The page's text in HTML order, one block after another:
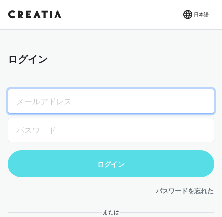
日本語
ログイン
パスワードを忘れた
または